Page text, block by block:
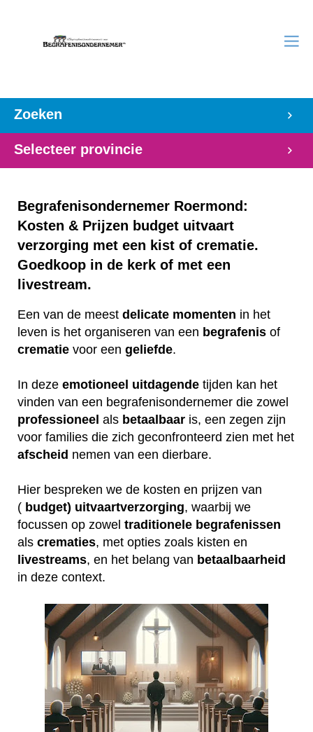
Zoeken
Selecteer provincie
Begrafenisondernemer Roermond:
Kosten & Prijzen budget uitvaart
verzorging met een kist of crematie.
Goedkoop in de kerk of met een
livestream.
Een van de meest delicate momenten in het
leven is het organiseren van een begrafenis of
crematie voor een geliefde.
In deze emotioneel uitdagende tijden kan het
vinden van een begrafenisondernemer die zowel
professioneel als betaalbaar is, een zegen zijn
voor families die zich geconfronteerd zien met het
afscheid nemen van een dierbare.
Hier bespreken we de kosten en prijzen van
( budget) uitvaartverzorging, waarbij we
focussen op zowel traditionele begrafenissen
als crematies, met opties zoals kisten en
livestreams, en het belang van betaalbaarheid
in deze context.